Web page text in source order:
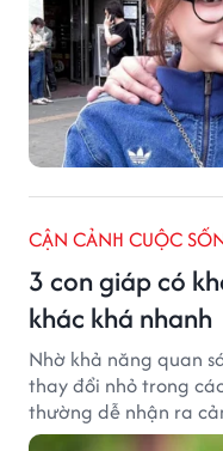
CẬN CẢNH CUỘC
3 con giáp có
khác khá nhanh
Nhờ khả năng quan
thay đổi nhỏ trong
thường dễ nhận ra
đối diện.